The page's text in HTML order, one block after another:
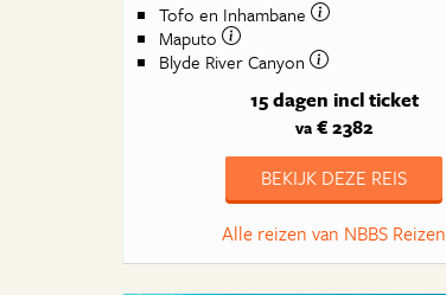
Tofo en Inhambane
Maputo
Blyde River Canyon
15 dagen incl ticket
va€ 2382
BEKIJK DEZE REIS
Alle reizen van NBBS Reizen